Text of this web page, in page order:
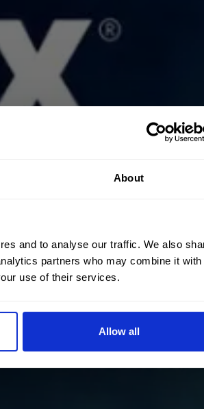
About
and to analyse our traffic. We also
partners who may combine it with
use of their services.
Allow all